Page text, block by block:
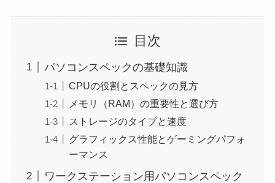
目次
パソコンスペックの基礎知識
CPUの役割とスペックの見方
メモリ（RAM）の重要性と選び方
ストレージのタイプと速度
グラフィックス性能とゲーミングパフォ
ーマンス
ワークステーション用パソコンスペック